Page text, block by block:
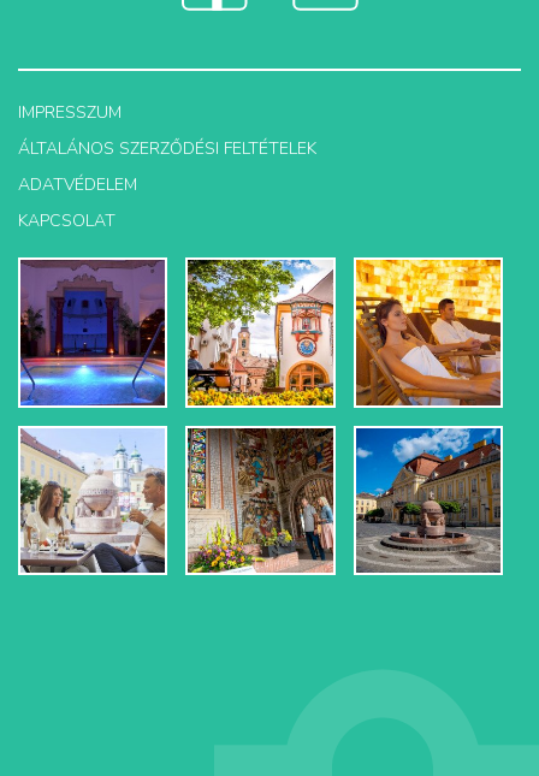
IMPRESSZUM
ÁLTALÁNOS SZERZŐDÉSI FELTÉTELEK
ADATVÉDELEM
KAPCSOLAT